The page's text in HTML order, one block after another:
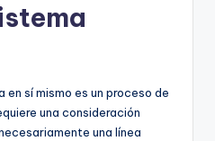
sí mismo es un proceso de
una consideración
una línea